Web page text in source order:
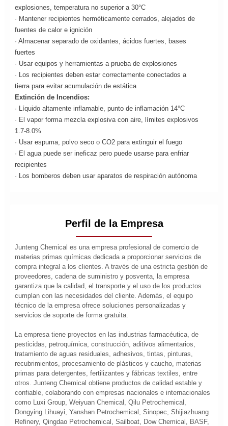
explosiones, temperatura no superior a 30°C
· Mantener recipientes herméticamente cerrados, alejados de
fuentes de calor e ignición
· Almacenar separado de oxidantes, ácidos fuertes, bases
fuertes
· Usar equipos y herramientas a prueba de explosiones
· Los recipientes deben estar correctamente conectados a
tierra para evitar acumulación de estática
Extinción de Incendios:
· Líquido altamente inflamable, punto de inflamación 14°C
· El vapor forma mezcla explosiva con aire, límites explosivos
1.7-8.0%
· Usar espuma, polvo seco o CO2 para extinguir el fuego
· El agua puede ser ineficaz pero puede usarse para enfriar
recipientes
· Los bomberos deben usar aparatos de respiración autónoma
Perfil de la Empresa
Junteng Chemical es una empresa profesional de comercio de
materias primas químicas dedicada a proporcionar servicios de
compra integral a los clientes. A través de una estricta gestión de
proveedores, cadena de suministro y posventa, la empresa
garantiza que la calidad, el transporte y el uso de los productos
cumplan con las necesidades del cliente. Además, el equipo
técnico de la empresa ofrece soluciones personalizadas y
servicios de soporte de forma gratuita.
La empresa tiene proyectos en las industrias farmacéutica, de
pesticidas, petroquímica, construcción, aditivos alimentarios,
tratamiento de aguas residuales, adhesivos, tintas, pinturas,
recubrimientos, procesamiento de plásticos y caucho, materias
primas para detergentes, fertilizantes y fábricas textiles, entre
otros. Junteng Chemical obtiene productos de calidad estable y
confiable, colaborando con empresas nacionales e internacionales
como Luxi Group, Weiyuan Chemical, Qilu Petrochemical,
Dongying Lihuayi, Yanshan Petrochemical, Sinopec, Shijiazhuang
Refinery, Qingdao Petrochemical, Sailboat, Dow Chemical, BASF,